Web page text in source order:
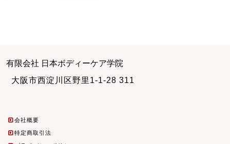
有限会社 日本ボディーケア学院
大阪市西淀川区野里1-1-28 311
会社概要
特定商取引法